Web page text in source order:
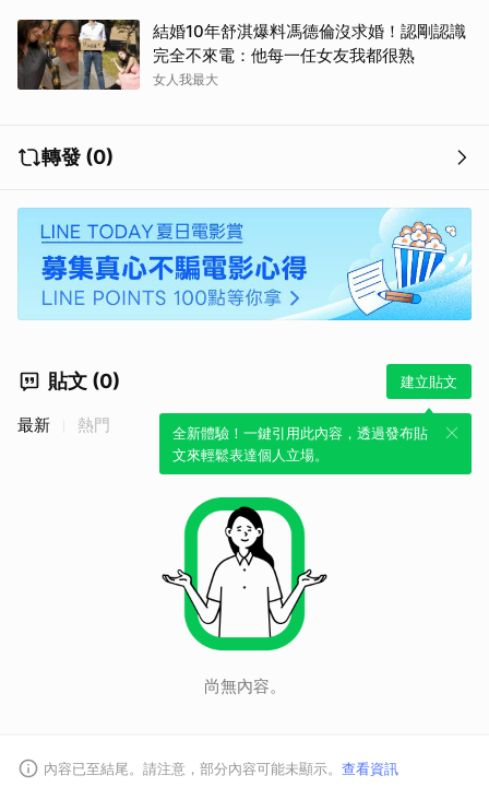
結婚10年舒淇爆料馮德倫沒求婚！認剛認識
完全不來電：他每一任女友我都很熟
女人我最大
轉發 (0)
貼文 (0) 建立貼文
全新體驗！一鍵引用此內容，透過發布貼
文來輕鬆表達個人立場。
最新 熱門
尚無內容。
內容已至結尾。請注意，部分內容可能未顯示。 查看資訊